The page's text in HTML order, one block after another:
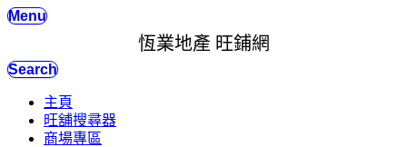
Menu
恆業地產 旺鋪網
Search
主頁
旺舖搜尋器
商場專區